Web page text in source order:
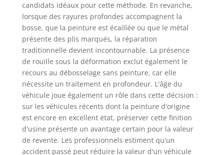
candidats idéaux pour cette méthode. En revanche,
lorsque des rayures profondes accompagnent la
bosse, que la peinture est écaillée ou que le métal
présente des plis marqués, la réparation
traditionnelle devient incontournable. La présence
de rouille sous la déformation exclut également le
recours au débosselage sans peinture, car elle
nécessite un traitement en profondeur. L'âge du
véhicule joue également un rôle dans cette décision :
sur les véhicules récents dont la peinture d'origine
est encore en excellent état, préserver cette finition
d'usine présente un avantage certain pour la valeur
de revente. Les professionnels estiment qu'un
accident passé peut réduire la valeur d'un véhicule